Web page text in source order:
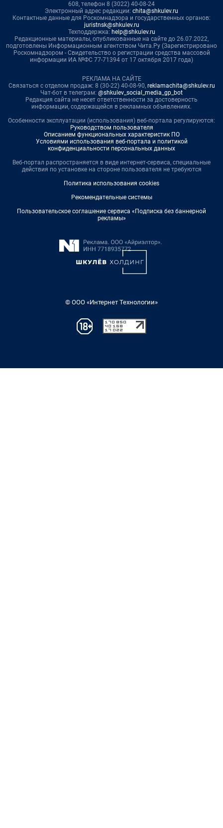
608, телефон 8 (3022) 40-08-24
Электронный адрес редакции: chita@shkulev.ru
Контактные данные для Роскомнадзора и государственных органов:
juristnsk@shkulev.ru
Техподдержка: help@shkulev.ru
Редакционные материалы, опубликованные на сайте до 26.07.2022,
подготовлены Информационным агентством Чита.Ру (Зарегистрировано
Роскомнадзором - Свидетельство о регистрации средства массовой
информации ИА №ФС 77-71394 от 17 октября 2017 года)
РЕКЛАМА НА САЙТЕ
Связаться с отделом продаж: 8 (30-22) 40-08-90, reklamachita@shkulev.ru
Чат-бот в телеграм: @shkulev_social_media_gp_bot
Редакция сайта не несет ответственности за достоверность
информации, содержащейся в рекламных объявлениях.
Особенности эксплуатации (использования) веб-портала регулируются:
Руководством пользователя
Описанием функциональных характеристик ПО
Условиями использования веб-портала и политикой
конфиденциальности персональных данных
Веб-портал распространяется в виде интернет-сервиса, специальные
действия по установке на стороне пользователя не требуются
Политика использования cookies
Рекомендательные системы
Пользовательское соглашение сервиса «Подписка без баннерной
рекламы»
© ООО «Интернет Технологии»